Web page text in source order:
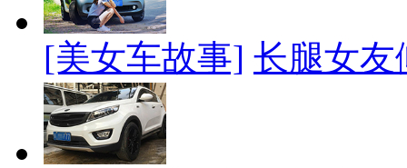
[美女车故事] 长腿女友